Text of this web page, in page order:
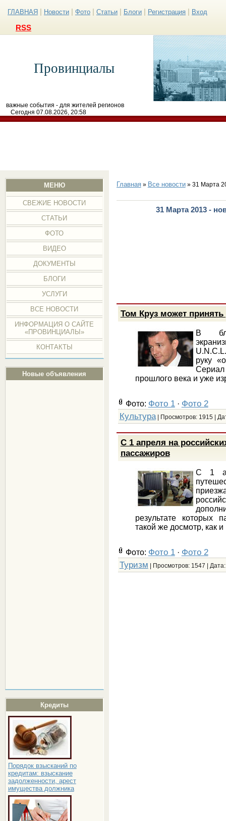
ГЛАВНАЯ Новости Фото Статьи Блоги Регистрация Вход
RSS
Провинциалы
важные события - для жителей регионов
Сегодня 07.08.2026, 20:58
МЕНЮ
СВЕЖИЕ НОВОСТИ
СТАТЬИ
ФОТО
ВИДЕО
ДОКУМЕНТЫ
БЛОГИ
УСЛУГИ
ВСЕ НОВОСТИ
ИНФОРМАЦИЯ О САЙТЕ
«ПРОВИНЦИАЛЫ»
КОНТАКТЫ
Новые объявления
Кредиты
Порядок взысканий по
кредитам: взыскание
задолженности, арест
имущества должника
Главная» Все новости» 31 Марта
31 Марта 2013 -
Том Круз может
В
руку
прошлого века и уже
Фото: Фото 1· Фото 2
Культура| Просмотров: 1915 |
C 1 апреля на
пассажиров
С 1
результате которых
такой же досмотр, как
Фото: Фото 1· Фото 2
Туризм | Просмотров: 1547 |